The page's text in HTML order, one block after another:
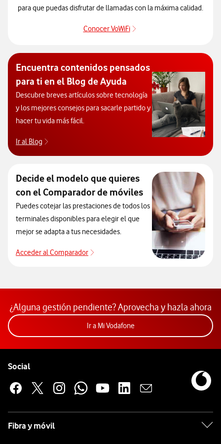
para que puedas disfrutar de llamadas con la máxima calidad.
Conocer VoWiFi
Encuentra contenidos pensados
para ti en el Blog de Ayuda
Descubre breves artículos sobre tecnología
y los mejores consejos para sacarle partido y
hacer tu vida más fácil.
Ir al Blog
Decide el modelo que quieres
con el Comparador de móviles
Puedes cotejar las prestaciones de todos los
terminales disponibles para elegir el que
mejor se adapta a tus necesidades.
Acceder al Comparador
Acceder al Comparador
¿Alguna gestión pendiente? Aprovecha y hazla ahora
Ir a Mi VodafoneAcceder a la app Mi
Social
Fibra y móvil